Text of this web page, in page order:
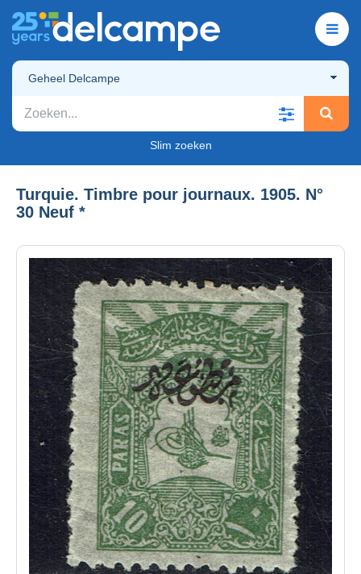
Geheel Delcampe
Slim zoeken
Turquie. Timbre pour journaux. 1905. N°
30 Neuf *